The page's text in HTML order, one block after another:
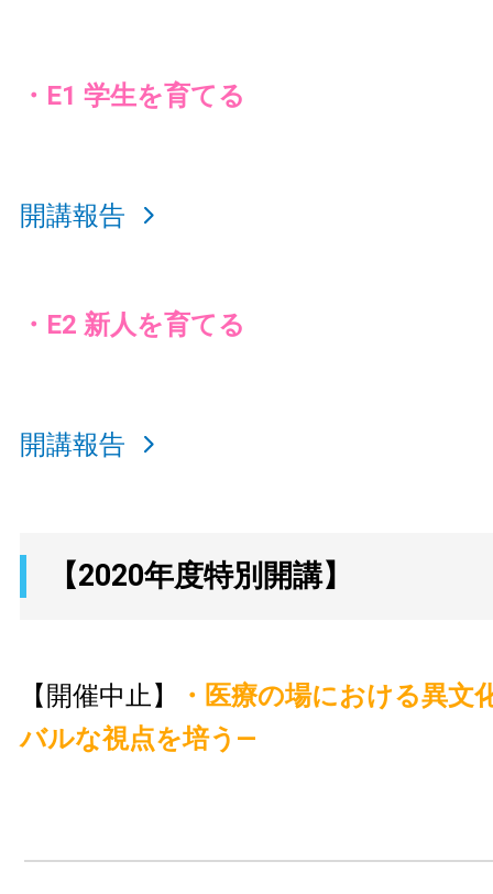
・E1 学生を育てる
開講報告
・E2 新人を育てる
開講報告
【2020年度特別開講】
【開催中止】
・医療の場における異文
バルな視点を培う—